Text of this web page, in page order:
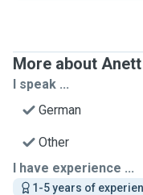
More about Anett
I speak ...
German
Other
I have experience ...
1-5 years of